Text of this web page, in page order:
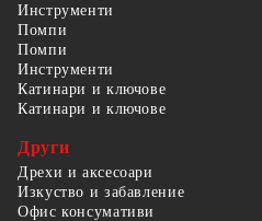
Инструменти
Помпи
Помпи
Инструменти
Катинари и ключове
Катинари и ключове
Други
Дрехи и аксесоари
Изкуство и забавление
Офис консумативи